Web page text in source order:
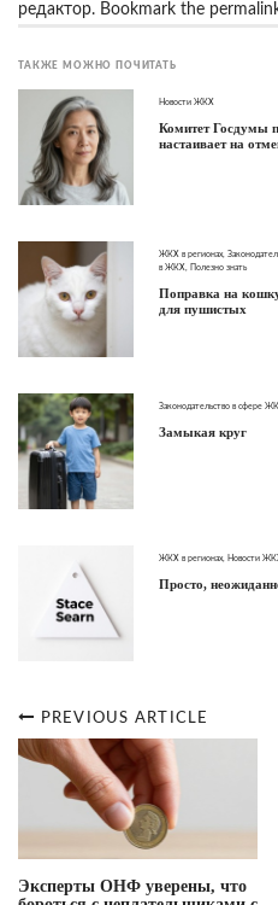
редактор. Bookmark the
ТАКЖЕ МОЖНО ПОЧИТАТЬ
Новости ЖКХ
Комитет Госдумы
настаивает на
ЖКХ в регионах
в ЖКХ
Полезно знать
Поправка на
для пушистых
Законодательство в сфере
Замыкая круг
ЖКХ в регионах Новости
Просто,
Post
navigation
PREVIOUS ARTICLE
Эксперты ОНФ уверены, что